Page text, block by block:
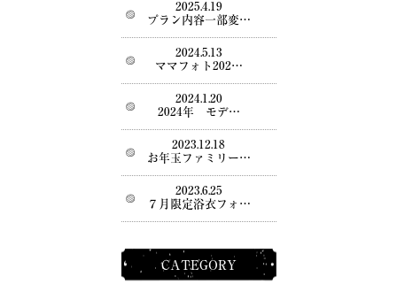
2025.4.19
プラン内容一部変…
2024.5.13
ママフォト202…
2024.1.20
2024年 モデ…
2023.12.18
お年玉ファミリー…
2023.6.25
７月限定浴衣フォ…
CATEGORY